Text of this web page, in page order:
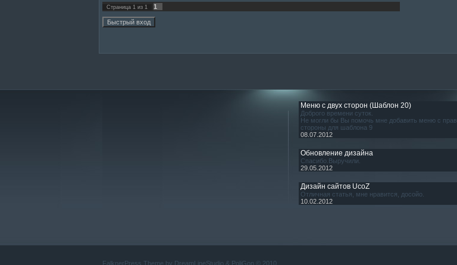
Страница 1 из 1
1
Меню с двух сторон (Шаблон 20)
Доброго времени суток.
Не могли бы Вы помочь мне добавить меню с
стороны для шаблона 9
08.07.2012
Обновление дизайна
Спасибо.Выручили.
29.05.2012
Дизайн сайтов UcoZ
Отличная статья, мне нравится, досойо.
10.02.2012
FalknerPress Theme by DreamLineStudio & PoliGon © 2010